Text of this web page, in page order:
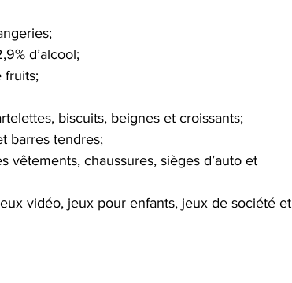
d’alcool;
fruits;
biscuits, beignes et croissants;
barres tendres;
vêtements, chaussures, sièges d’auto et
vidéo, jeux pour enfants, jeux de société et